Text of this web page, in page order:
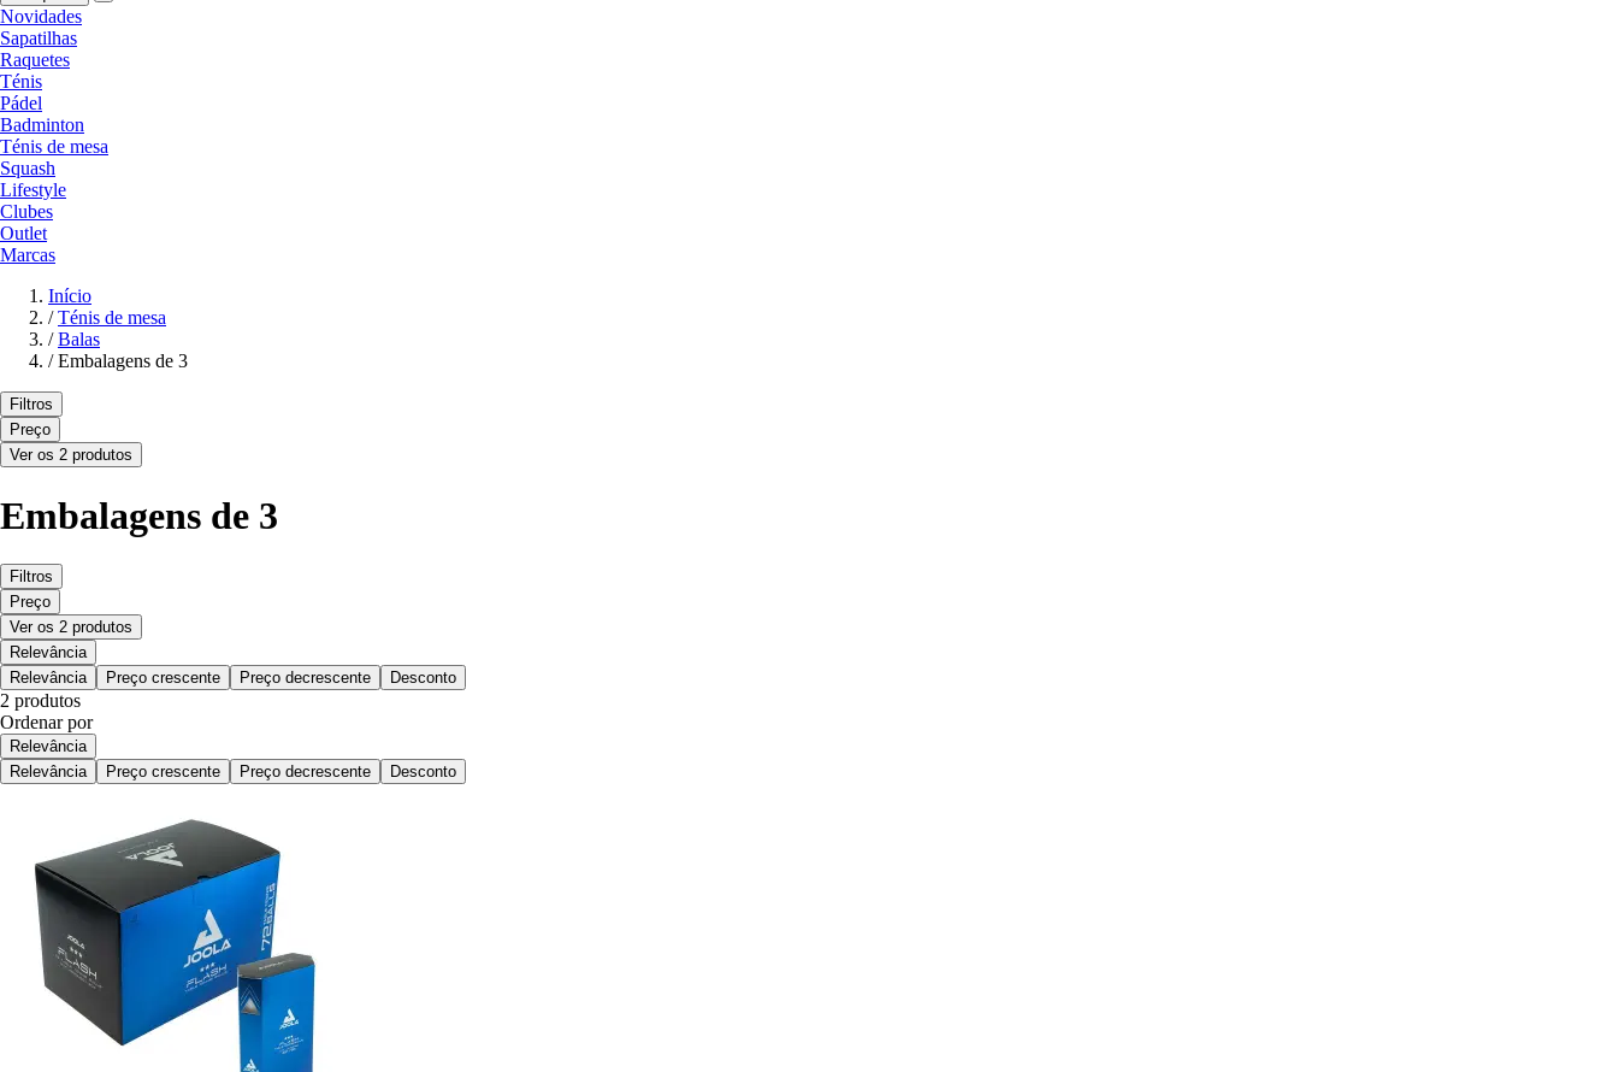
Novidades
Sapatilhas
Raquetes
Ténis
Pádel
Badminton
Ténis de mesa
Squash
Lifestyle
Clubes
Outlet
Marcas
Início
/ Ténis de mesa
/ Balas
/ Embalagens de 3
Filtros
Preço
Ver os 2 produtos
Embalagens de 3
Filtros
Preço
Ver os 2 produtos
Relevância
Relevância
Preço crescente Preço decrescente Desconto
2 produtos
Ordenar por
Relevância
Relevância
Preço crescente Preço decrescente Desconto